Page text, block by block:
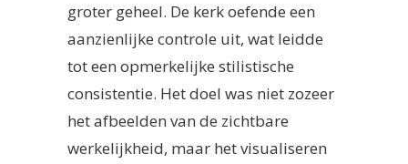
groter geheel. De kerk oefende een
aanzienlijke controle uit, wat leidde
tot een opmerkelijke stilistische
consistentie. Het doel was niet zozeer
het afbeelden van de zichtbare
werkelijkheid, maar het visualiseren